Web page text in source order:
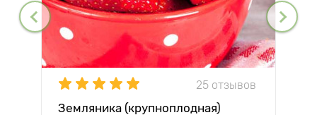
25 отзывов
Земляника (крупноплодная)